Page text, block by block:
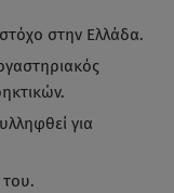
στην Ελλάδα.
για
του.